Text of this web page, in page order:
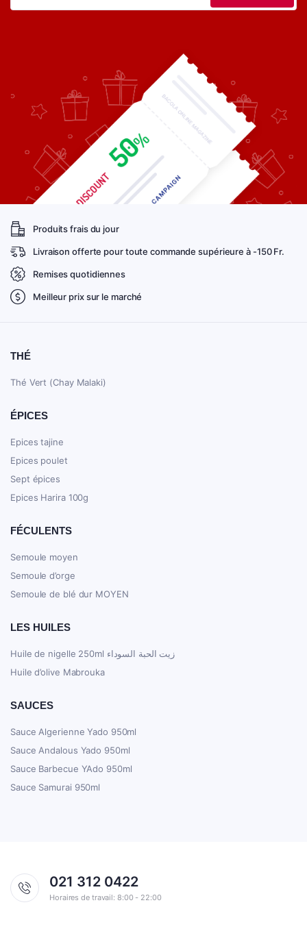
Produits frais du jour
Livraison offerte pour toute commande supérieure à -150 Fr.
Remises quotidiennes
Meilleur prix sur le marché
THÉ
Thé Vert (Chay Malaki)
ÉPICES
Epices tajine
Epices poulet
Sept épices
Epices Harira 100g
FÉCULENTS
Semoule moyen
Semoule d’orge
Semoule de blé dur MOYEN
LES HUILES
Huile de nigelle 250ml زيت الحبة السوداء
Huile d’olive Mabrouka
SAUCES
Sauce Algerienne Yado 950ml
Sauce Andalous Yado 950ml
Sauce Barbecue YAdo 950ml
Sauce Samurai 950ml
021 312 0422
Horaires de travail: 8:00 - 22:00